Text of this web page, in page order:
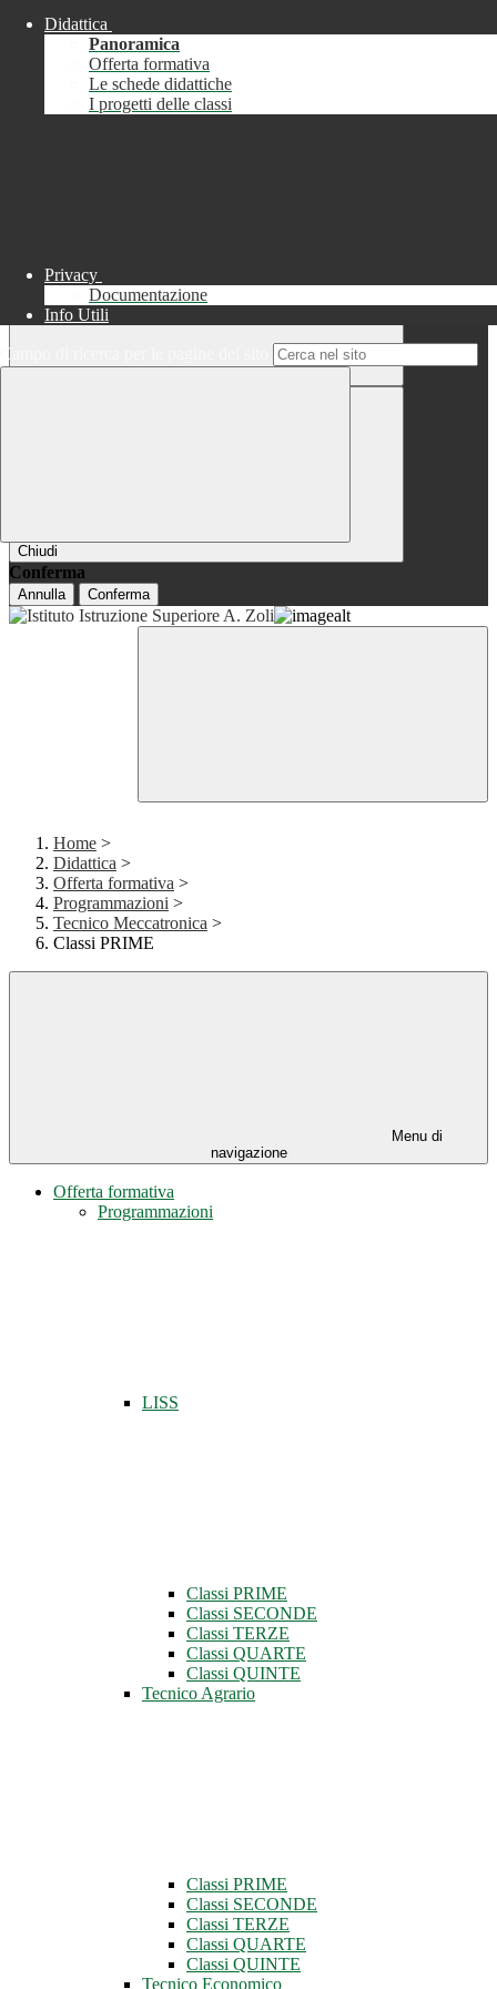
Chiudi
Informazione
Chiudi
Conferma
Annulla Conferma
Didattica
Panoramica
Offerta formativa
Le schede didattiche
I progetti delle classi
Privacy
Documentazione
Info Utili
Campo di ricerca per le pagine del sito
Home >
Didattica >
Offerta formativa >
Programmazioni >
Tecnico Meccatronica >
Classi PRIME
Menu di
navigazione
Offerta formativa
Programmazioni
LISS
Classi PRIME
Classi SECONDE
Classi TERZE
Classi QUARTE
Classi QUINTE
Tecnico Agrario
Classi PRIME
Classi SECONDE
Classi TERZE
Classi QUARTE
Classi QUINTE
Tecnico Economico